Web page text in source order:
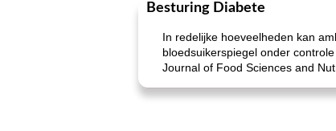
Besturing Diabete
In redelijke hoeveelheden kan
bloedsuikerspiegel onder
Journal of Food Sciences and